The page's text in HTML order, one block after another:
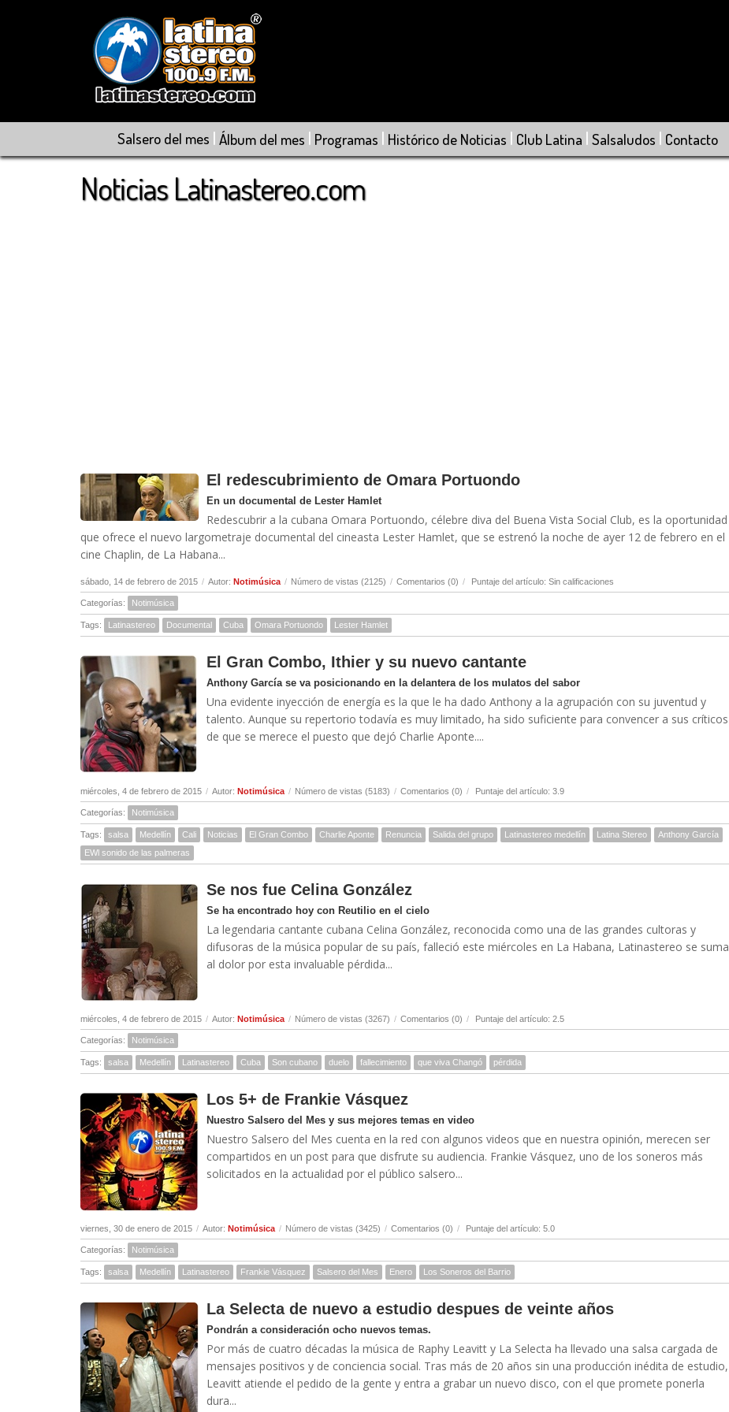
Salsero del mes | Álbum del mes | Programas | Histórico de Noticias | Club Latina | Salsaludos | Contacto
Noticias Latinastereo.com
El redescubrimiento de Omara Portuondo
En un documental de Lester Hamlet
Redescubrir a la cubana Omara Portuondo, célebre diva del Buena Vista Social Club, es la oportunidad
que ofrece el nuevo largometraje documental del cineasta Lester Hamlet, que se estrenó la noche de ayer 12 de febrero en el
cine Chaplin, de La Habana...
sábado, 14 de febrero de 2015 / Autor: Notimúsica / Número de vistas (2125) / Comentarios (0) / Puntaje del artículo: Sin calificaciones
Categorías: Notimúsica
Tags: Latinastereo Documental Cuba Omara Portuondo Lester Hamlet
El Gran Combo, Ithier y su nuevo cantante
Anthony García se va posicionando en la delantera de los mulatos del sabor
Una evidente inyección de energía es la que le ha dado Anthony a la agrupación con su juventud y
talento. Aunque su repertorio todavía es muy limitado, ha sido suficiente para convencer a sus críticos
de que se merece el puesto que dejó Charlie Aponte....
miércoles, 4 de febrero de 2015 / Autor: Notimúsica / Número de vistas (5183) / Comentarios (0) / Puntaje del artículo: 3.9
Categorías: Notimúsica
Tags: salsa Medellín Cali Noticias El Gran Combo Charlie Aponte Renuncia Salida del grupo Latinastereo medellín Latina Stereo
Anthony García
EWl sonido de las palmeras
Se nos fue Celina González
Se ha encontrado hoy con Reutilio en el cielo
La legendaria cantante cubana Celina González, reconocida como una de las grandes cultoras y
difusoras de la música popular de su país, falleció este miércoles en La Habana, Latinastereo se suma
al dolor por esta invaluable pérdida...
miércoles, 4 de febrero de 2015 / Autor: Notimúsica / Número de vistas (3267) / Comentarios (0) / Puntaje del artículo: 2.5
Categorías: Notimúsica
Tags: salsa Medellín Latinastereo Cuba Son cubano duelo fallecimiento que viva Changó pérdida
Los 5+ de Frankie Vásquez
Nuestro Salsero del Mes y sus mejores temas en video
Nuestro Salsero del Mes cuenta en la red con algunos videos que en nuestra opinión, merecen ser
compartidos en un post para que disfrute su audiencia. Frankie Vásquez, uno de los soneros más
solicitados en la actualidad por el público salsero...
viernes, 30 de enero de 2015 / Autor: Notimúsica / Número de vistas (3425) / Comentarios (0) / Puntaje del artículo: 5.0
Categorías: Notimúsica
Tags: salsa Medellín Latinastereo Frankie Vásquez Salsero del Mes Enero Los Soneros del Barrio
La Selecta de nuevo a estudio despues de veinte años
Pondrán a consideración ocho nuevos temas.
Por más de cuatro décadas la música de Raphy Leavitt y La Selecta ha llevado una salsa cargada de
mensajes positivos y de conciencia social. Tras más de 20 años sin una producción inédita de estudio,
Leavitt atiende el pedido de la gente y entra a grabar un nuevo disco, con el que promete ponerla
dura...